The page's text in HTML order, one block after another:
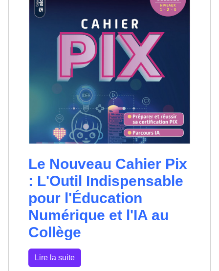
Le Nouveau Cahier Pix
: L'Outil Indispensable
pour l'Éducation
Numérique et l'IA au
Collège
Lire la suite